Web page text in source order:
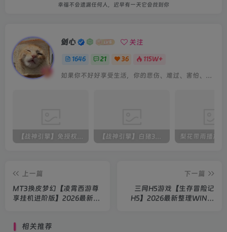
幸福不会遗漏任何人，迟早有一天它会找到你
剑心 关注
1646 21 36 115W+
如果你不好好享受生活，你的悲伤、难过、害怕、羞愧和内疚会代替你享受
【战神引擎】免授权-原生 [全屏自动拾取] 插件 + 配置教程（更新修复版，具体自测） 【战神引擎】白猪3-流浪战神3神技8大陆全屏拾取版特色服务端+生肖+转生+秘境+神魔+双端+教程(更新眼神拾取)
上一篇
MT3换皮梦幻【凌霄西游尊
享挂机进阶版】2026最新整
下一篇
三网H5游戏【生存冒险记
H5】2026最新整理WIN系
相关推荐